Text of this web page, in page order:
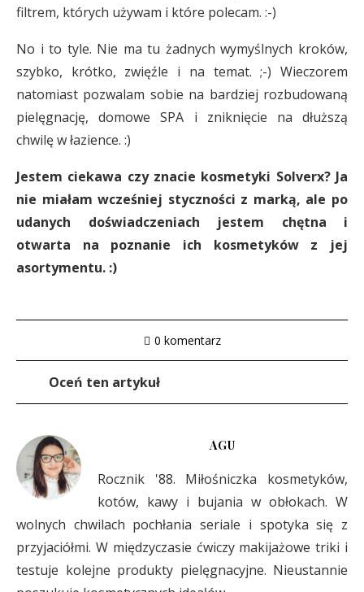
filtrem, których używam i które polecam. :-)
No i to tyle. Nie ma tu żadnych wymyślnych kroków,
szybko, krótko, zwięźle i na temat. ;-) Wieczorem
natomiast pozwalam sobie na bardziej rozbudowaną
pielęgnację, domowe SPA i zniknięcie na dłuższą
chwilę w łazience. :)
Jestem ciekawa czy znacie kosmetyki Solverx? Ja
nie miałam wcześniej styczności z marką, ale po
udanych doświadczeniach jestem chętna i
otwarta na poznanie ich kosmetyków z jej
asortymentu. :)
0 komentarz
Oceń ten artykuł
AGU
Rocznik '88. Miłośniczka kosmetyków,
kotów, kawy i bujania w obłokach. W
wolnych chwilach pochłania seriale i spotyka się z
przyjaciółmi. W międzyczasie ćwiczy makijażowe triki i
testuje kolejne produkty pielęgnacyjne. Nieustannie